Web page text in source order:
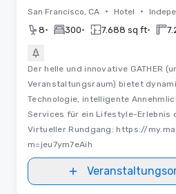
San Francisco, CA • Hotel •
8• 300• 7.688 sq ft•
Der helle und innovative GATHER
Veranstaltungsraum) bietet
Technologie, intelligente
Services für ein Lifestyle-Erlebnis
Virtueller Rundgang: https://
m=jeu7ym7eAih